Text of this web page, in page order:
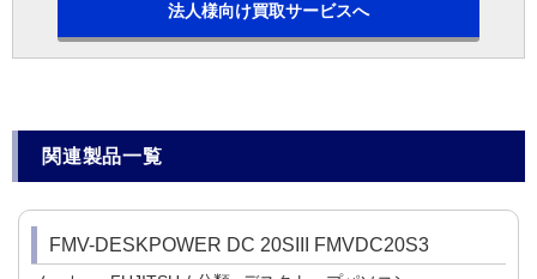
法人様向け買取サービスへ
関連製品一覧
FMV-DESKPOWER DC 20SIII FMVDC20S3